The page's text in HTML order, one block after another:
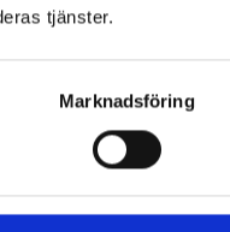
tjänster.
Marknadsföring
Har du provat
chokladmjölk
norrländska
Den är lika god
kall och passar
vardagsnjutning
väder, året om.